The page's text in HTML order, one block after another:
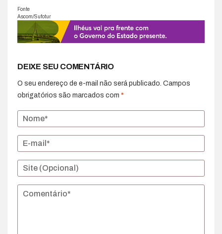
Fonte
Ascom/Sufotur
DEIXE SEU COMENTÁRIO
O seu endereço de e-mail não será publicado. Campos
obrigatórios são marcados com *